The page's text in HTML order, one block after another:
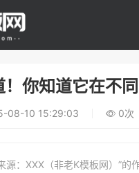
你知道它在不
08-10 15:29:03 0次
源：XXX（非老K模板网）”